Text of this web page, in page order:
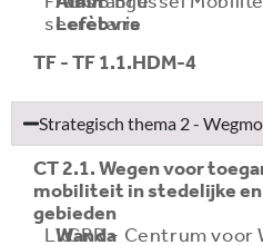
secretaris
Lefèbvre
TF - TF 1.1.HDM-4
Strategisch thema 2 -
CT 2.1. Wegen voor
mobiliteit in stedelijke
gebieden
Lid
Wanda
CRR - Centrum voor